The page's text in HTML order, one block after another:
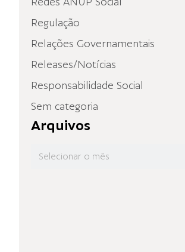
Redes ANUP Social
Regulação
Relações Governamentais
Releases/Notícias
Responsabilidade Social
Sem categoria
Arquivos